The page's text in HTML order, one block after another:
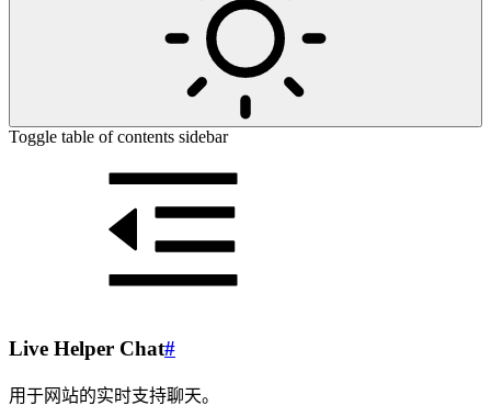
Toggle table of contents sidebar
Live Helper Chat#
用于网站的实时支持聊天。